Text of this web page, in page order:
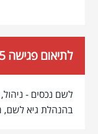
לתיאום פגישה 0505-355-355
לשם נכסים -
בהנהלת גיא לשם, מעל ל 24